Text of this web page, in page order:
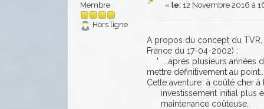
Membre
Hors ligne
« le: 12 Novembre 2016 à
A propos du concept du
France du 17-04-2002) :
" ...après plusieurs années
mettre définitivement au
Cette aventure à coûté cher à
investissement initial plus
maintenance coûteuse,